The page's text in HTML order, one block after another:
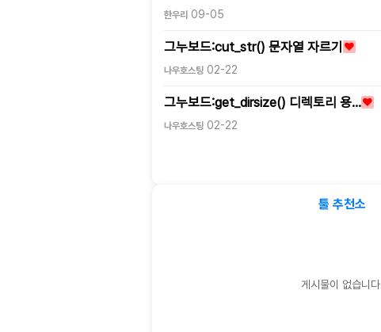
한우리 09-05
그누보드:cut_str() 문자열 자르기
나우호스팅 02-22
그누보드:get_dirsize() 디렉토리 용…
나우호스팅 02-22
툴 추천소
게시물이 없습니